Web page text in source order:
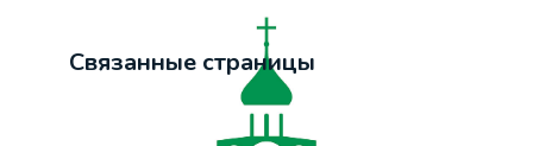
Связанные страницы